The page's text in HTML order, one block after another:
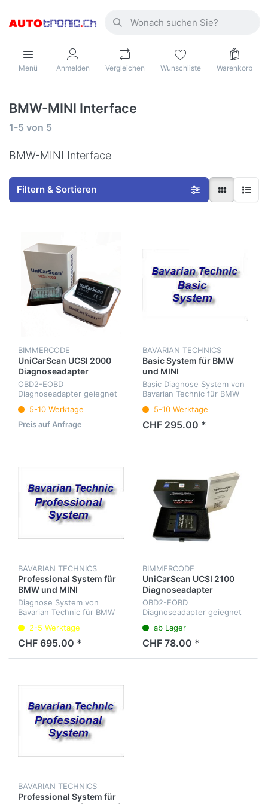
Menü Anmelden Vergleichen Wunschliste Warenkorb
BMW-MINI Interface
1-5 von 5
BMW-MINI Interface
Filtern & Sortieren
BIMMERCODE
UniCarScan UCSI 2000
Diagnoseadapter
OBD2-EOBD
Diagnoseadapter geiegnet
5-10 Werktage
Preis auf Anfrage
BAVARIAN TECHNICS
Basic System für BMW
und MINI
Basic Diagnose System von
Bavarian Technic für BMW
Fahrzeuge
5-10 Werktage
CHF 295.00 *
BAVARIAN TECHNICS
Professional System für
BMW und MINI
Diagnose System von
Bavarian Technic für BMW
2-5 Werktage
CHF 695.00 *
BIMMERCODE
UniCarScan UCSI 2100
Diagnoseadapter
OBD2-EOBD
Diagnoseadapter geiegnet
Motoscan BMW...
ab Lager
CHF 78.00 *
BAVARIAN TECHNICS
Professional System für